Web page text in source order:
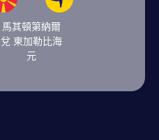
馬其頓第納爾
兌 東加勒比海
元